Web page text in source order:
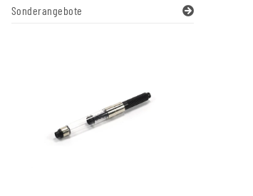
Sonderangebote